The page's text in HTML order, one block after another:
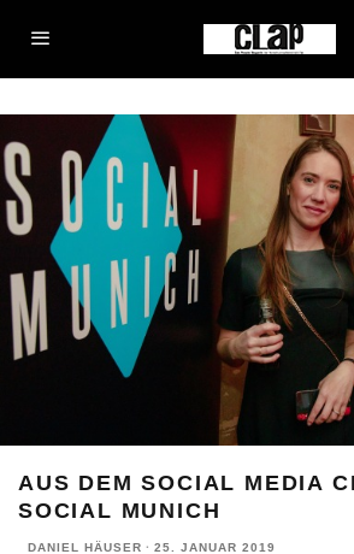
AUS DEM SOCIAL MEDIA
SOCIAL MUNICH
DANIEL HÄUSER · 25. JANUAR 2019